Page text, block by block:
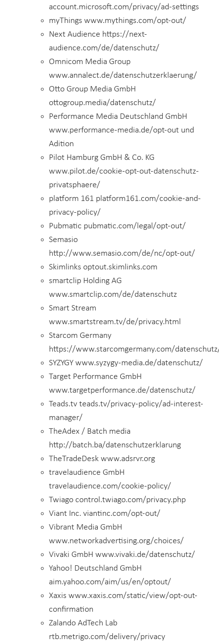
account.microsoft.com/privacy/ad-settings
myThings www.mythings.com/opt-out/
Next Audience https://next-
audience.com/de/datenschutz/
Omnicom Media Group
www.annalect.de/datenschutzerklaerung/
Otto Group Media GmbH
ottogroup.media/datenschutz/
Performance Media Deutschland GmbH
www.performance-media.de/opt-out und
Adition
Pilot Hamburg GmbH & Co. KG
www.pilot.de/cookie-opt-out-datenschutz-
privatsphaere/
platform 161 platform161.com/cookie-and-
privacy-policy/
Pubmatic pubmatic.com/legal/opt-out/
Semasio
http://www.semasio.com/de/nc/opt-out/
Skimlinks optout.skimlinks.com
smartclip Holding AG
www.smartclip.com/de/datenschutz
Smart Stream
www.smartstream.tv/de/privacy.html
Starcom Germany
https://www.starcomgermany.com/
SYZYGY www.syzygy-media.de/datenschutz/
Target Performance GmbH
www.targetperformance.de/datenschutz/
Teads.tv teads.tv/privacy-policy/ad-interest-
manager/
TheAdex / Batch media
http://batch.ba/datenschutzerklarung
TheTradeDesk www.adsrvr.org
travelaudience GmbH
travelaudience.com/cookie-policy/
Twiago control.twiago.com/privacy.php
Viant Inc. viantinc.com/opt-out/
Vibrant Media GmbH
www.networkadvertising.org/choices/
Vivaki GmbH www.vivaki.de/datenschutz/
Yahoo! Deutschland GmbH
aim.yahoo.com/aim/us/en/optout/
Xaxis www.xaxis.com/static/view/opt-out-
confirmation
Zalando AdTech Lab
rtb.metrigo.com/delivery/privacy